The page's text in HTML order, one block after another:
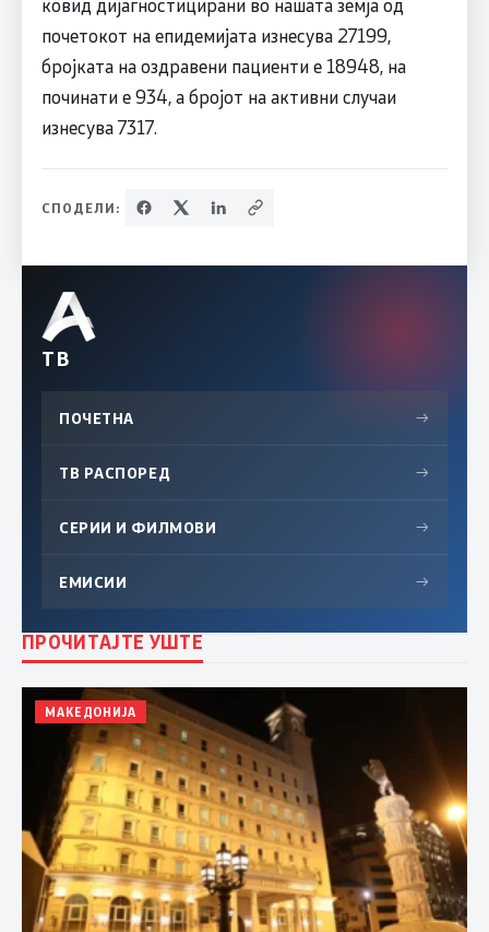
почетокот на епидемијата изнесува 27199,
бројката на оздравени пациенти е 18948, на
починати е 934, а бројот на активни случаи
изнесува 7317.
СПОДЕЛИ:
ТВ
ПОЧЕТНА →
ТВ РАСПОРЕД →
СЕРИИ И ФИЛМОВИ →
ЕМИСИИ →
ПРОЧИТАЈТЕ УШТЕ
МАКЕДОНИЈА